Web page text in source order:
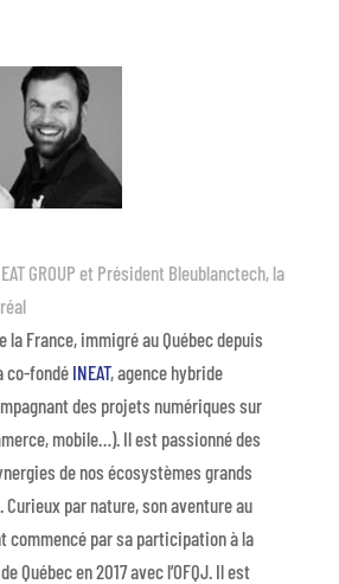
GROUP et Président Bleublanctech, la
la France, immigré au Québec depuis
co-fondé INEAT, agence hybride
des projets numériques sur
mobile…). Il est passionné des
de nos écosystèmes grands
Curieux par nature, son aventure au
commencé par sa participation à la
Québec en 2017 avec l’OFQJ. Il est